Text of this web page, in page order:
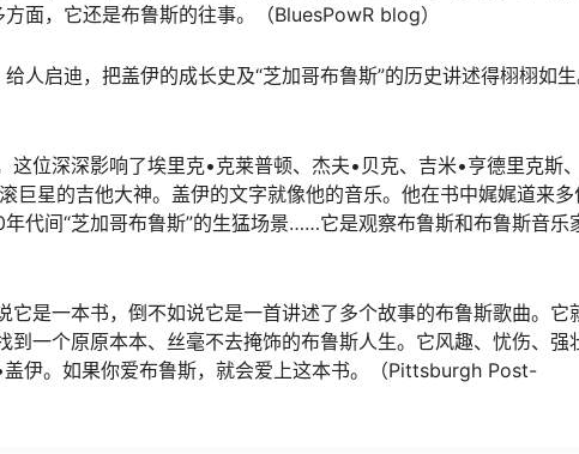
面，它还是布鲁斯的往事。（BluesPowR blog）
启迪，把盖伊的成长史及“芝加哥布鲁斯”的历史讲述得栩栩如生
这位深深影响了埃里克•克莱普顿、杰夫•贝克、吉米•亨德里克斯
巨星的吉他大神。盖伊的文字就像他的音乐。他在书中娓娓道来多
代间“芝加哥布鲁斯”的生猛场景……它是观察布鲁斯和布鲁斯音乐
它是一本书，倒不如说它是一首讲述了多个故事的布鲁斯歌曲。它
一个原原本本、丝毫不去掩饰的布鲁斯人生。它风趣、忧伤、强
伊。如果你爱布鲁斯，就会爱上这本书。（Pittsburgh Post-